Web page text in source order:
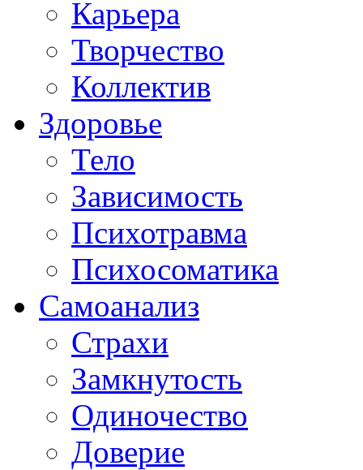
Карьера
Творчество
Коллектив
Здоровье
Тело
Зависимость
Психотравма
Психосоматика
Самоанализ
Страхи
Замкнутость
Одиночество
Доверие